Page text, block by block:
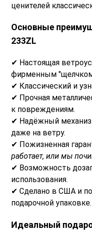
ценителей
Основные
233ZL
✔ Настоящая
фирменным
✔ Классический и
✔ Прочная
к повреждениям.
✔ Надёжный
даже на ветру.
✔ Пожизненная
работает, или мы
✔ Возможность
использования.
✔ Сделано в США и
подарочной упаковке.
Идеальный